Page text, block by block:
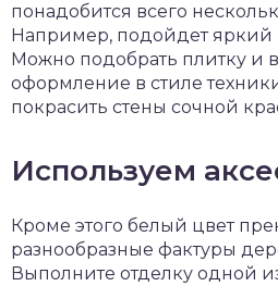
понадобится всего
Например, подойдет яркий
Можно подобрать плитку и
оформление в стиле
покрасить стены сочной
Используем
Кроме этого белый цвет
разнообразные фактуры
Выполните отделку одной